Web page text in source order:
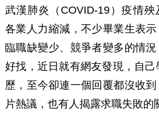
武漢肺炎（COVID-19）疫情殃
各業人力縮減，不少畢業生表
臨職缺變少、競爭者變多的情
好找，近日就有網友發現，自
歷，至今卻連一個回覆都沒收
片熱議，也有人揭露求職失敗的